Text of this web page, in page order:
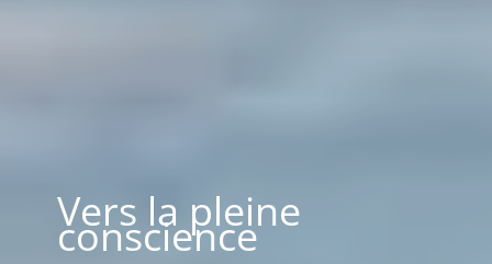
Vers la pleine
conscience